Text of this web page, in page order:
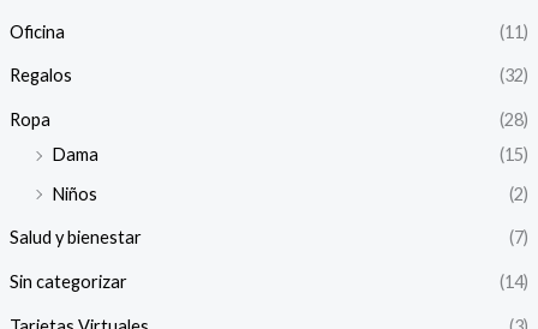
Oficina (11)
Regalos (32)
Ropa
(28)
Dama
(15)
Niños
(2)
Salud y bienestar (7)
Sin categorizar (14)